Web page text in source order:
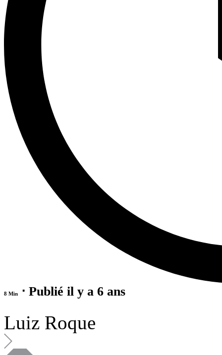
8 Min ⋅ Publié il y a 6 ans
Luiz Roque